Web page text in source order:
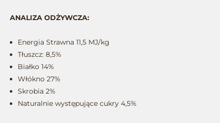
ANALIZA ODŻYWCZA:
Energia Strawna 11,5 MJ/kg
Tłuszcz: 8,5%
Białko 14%
Włókno 27%
Skrobia 2%
Naturalnie występujące cukry 4,5%